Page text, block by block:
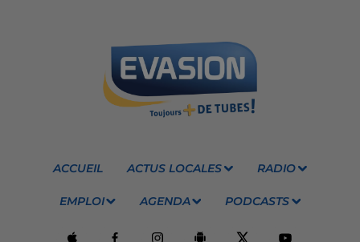
ACCUEIL ACTUS LOCALES RADIO
EMPLOI AGENDA PODCASTS